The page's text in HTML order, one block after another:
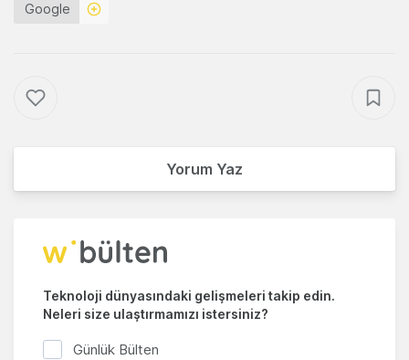
Google
Yorum Yaz
Teknoloji dünyasındaki gelişmeleri takip edin.
Neleri size ulaştırmamızı istersiniz?
Günlük Bülten